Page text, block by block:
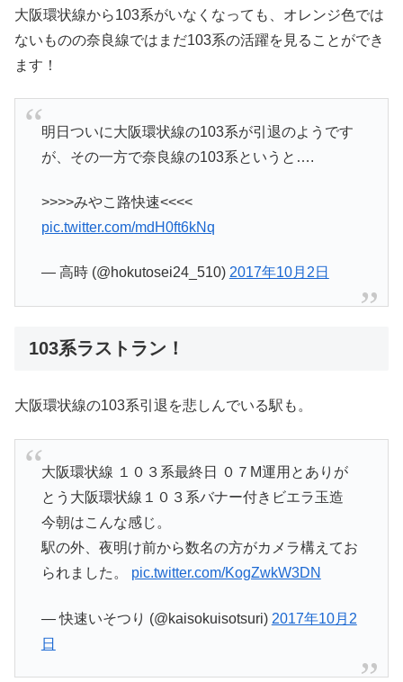
大阪環状線から103系がいなくなっても、オレンジ色では
ないものの奈良線ではまだ103系の活躍を見ることができ
ます！
明日ついに大阪環状線の103系が引退のようです
が、その一方で奈良線の103系というと….
>>>>みやこ路快速<<<<
pic.twitter.com/mdH0ft6kNq
— 高時 (@hokutosei24_510) 2017年10月2日
103系ラストラン！
大阪環状線の103系引退を悲しんでいる駅も。
大阪環状線 １０３系最終日 ０７M運用とありが
とう大阪環状線１０３系バナー付きビエラ玉造
今朝はこんな感じ。
駅の外、夜明け前から数名の方がカメラ構えてお
られました。 pic.twitter.com/KogZwkW3DN
— 快速いそつり (@kaisokuisotsuri) 2017年10月2
日